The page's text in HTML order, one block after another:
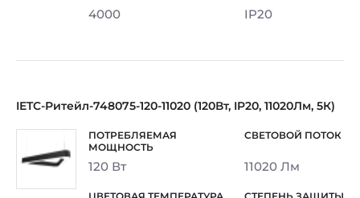
4000 IP20
IETC-Ритейл-748075-120-11020 (120Вт, IP20, 11020Лм, 5К)
120 Вт 11020 Лм